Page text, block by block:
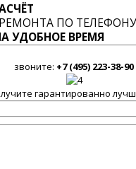
ПО ТЕЛЕФОНУ
УДОБНОЕ ВРЕМЯ
звоните: +7 (495) 223-38-90
гарантированно